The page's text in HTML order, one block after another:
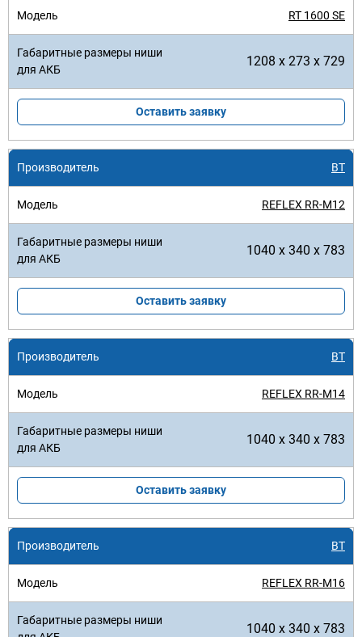
RT 1600 SE
1208 x 273 x 729
Оставить заявку
BT
REFLEX RR-M12
1040 x 340 x 783
Оставить заявку
BT
REFLEX RR-M14
1040 x 340 x 783
Оставить заявку
BT
REFLEX RR-M16
1040 x 340 x 783